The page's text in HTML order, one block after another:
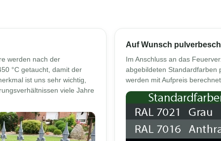
werden nach der
°C getaucht, damit der
ist uns sehr wichtig,
viele Jahre
Auf Wunsch
Im Anschluss an das
abgebildeten Standardfarben
werden mit Aufpreis